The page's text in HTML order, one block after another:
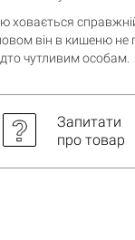
справжній
він в кишеню не
чутливим особам.
Запитати
про товар